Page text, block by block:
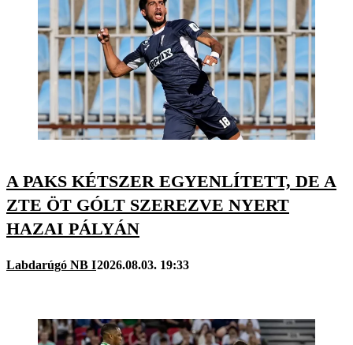
A PAKS KÉTSZER EGYENLÍTETT, DE A
ZTE ÖT GÓLT SZEREZVE NYERT
HAZAI PÁLYÁN
Labdarúgó NB I2026.08.03. 19:33